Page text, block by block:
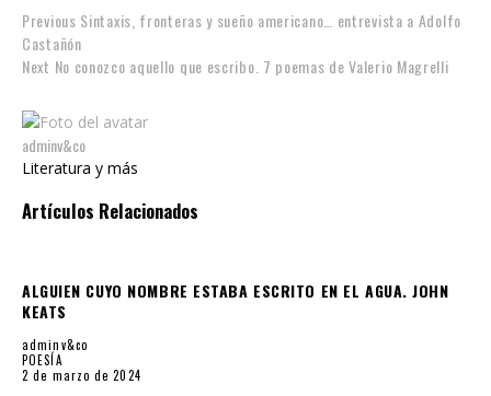
NextNo conozco aquello que escribo. 7 poemas de Valerio Magrelli
Literatura y más
Artículos Relacionados
adminv&co
POESÍA